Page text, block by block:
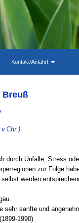
Kontakt/Anfahrt
Breuß
durch Unfälle, Stress
zur Folge
werden
sehr sanfte und
(1899-1990)